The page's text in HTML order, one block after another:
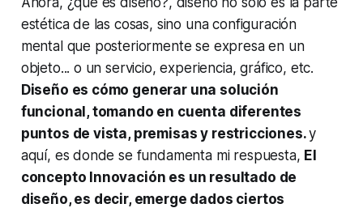
estética de las cosas, sino una configuración
mental que posteriormente se expresa en un
objeto... o un servicio, experiencia, gráfico, etc.
Diseño es cómo generar una solución
funcional, tomando en cuenta diferentes
puntos de vista, premisas y restricciones.y
aquí, es donde se fundamenta mi respuesta, El
concepto Innovación es un resultado de
diseño, es decir, emerge dados ciertos